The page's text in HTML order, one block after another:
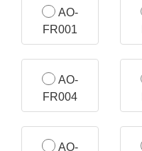
AO-
FR001
AO-
FR004
AO-